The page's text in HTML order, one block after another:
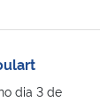
dia 3 de